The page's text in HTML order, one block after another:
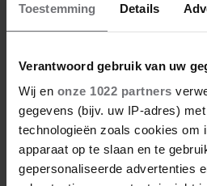
Toestemming Details
Verantwoord gebruik van uw
Wij en onze 1022 partners
gegevens (bijv. uw IP-adres)
technologieën zoals cookies om
apparaat op te slaan en te
gepersonaliseerde advertenties